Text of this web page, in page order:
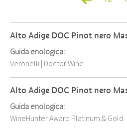
Alto Adige DOC Pinot nero
Guida enologica:
Veronelli| Doctor Wine
Alto Adige DOC Pinot nero
Guida enologica:
WineHunter Award Platinum & Gold